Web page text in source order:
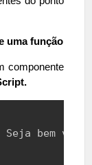
uma função
componente
Seja bem vindo